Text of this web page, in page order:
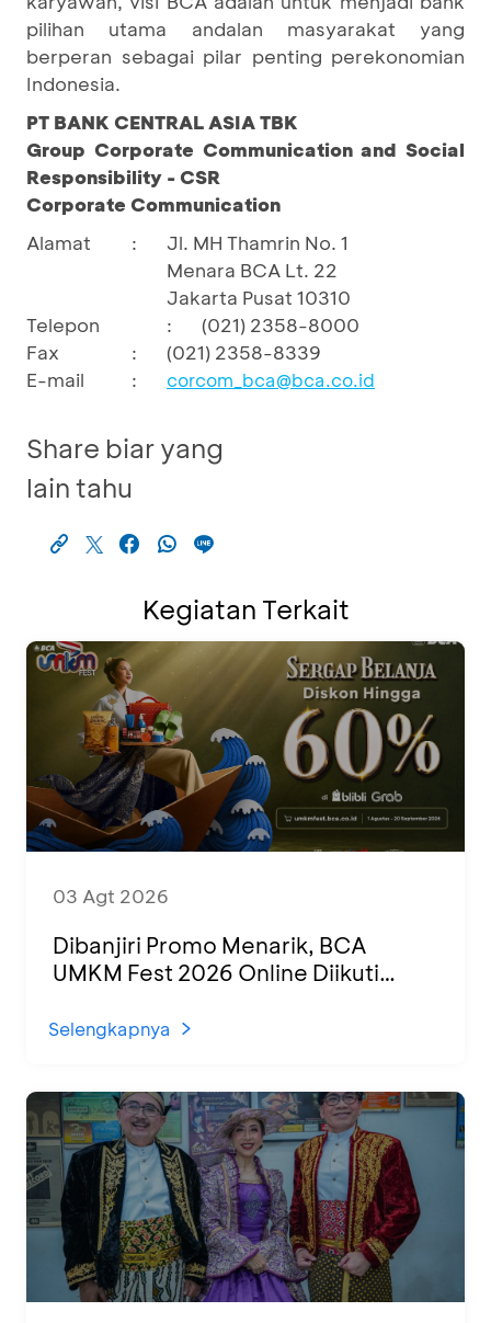
pilihan utama andalan masyarakat yang
berperan sebagai pilar penting perekonomian
Indonesia.
PT BANK CENTRAL ASIA TBK
Group Corporate Communication and Social
Responsibility - CSR
Corporate Communication
Alamat
:
Jl. MH Thamrin No. 1
Menara BCA Lt. 22
Jakarta Pusat 10310
Telepon
:
(021) 2358-8000
Fax
:
(021) 2358-8339
E-mail
: corcom_bca@bca.co.id
Share biar yang
lain tahu
Kegiatan Terkait
03 Agt 2026
Dibanjiri Promo Menarik, BCA
UMKM Fest 2026 Online Diikuti
Selengkapnya